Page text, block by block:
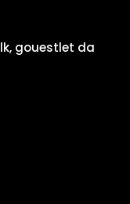
gouestlet da